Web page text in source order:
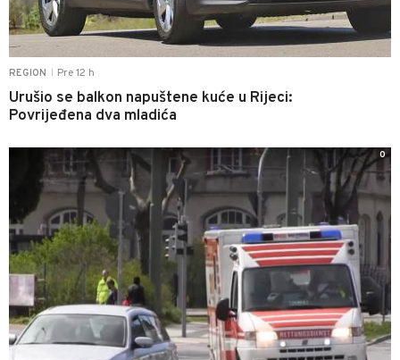
REGION Pre 12 h
Urušio se balkon napuštene kuće u Rijeci:
Povrijeđena dva mladića
0